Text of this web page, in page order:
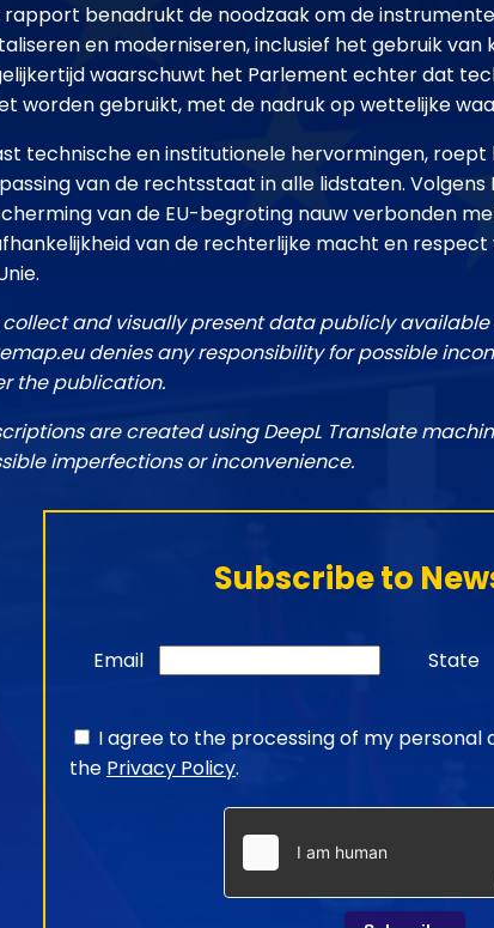
rapport benadrukt de noodzaak om de
en moderniseren, inclusief het gebruik van
waarschuwt het Parlement echter dat
worden gebruikt, met de nadruk op wettelijke
technische en institutionele hervormingen,
van de rechtsstaat in alle lidstaten.
van de EU-begroting nauw verbonden
van de rechterlijke macht en
collect and visually present data publicly
denies any responsibility for possible
the publication.
are created using DeepL Translate
imperfections or inconvenience.
Subscribe to
Email State
I agree to the processing of my
the Privacy Policy.